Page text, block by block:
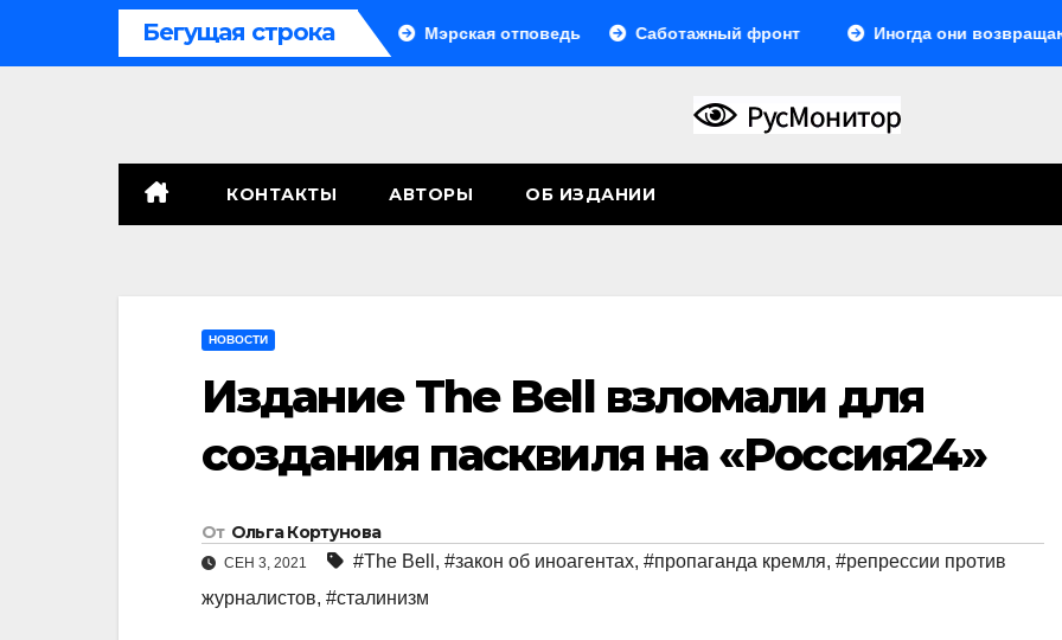
Бегущая строка
Система больше не монолитна Мэрская отповедь Саботажный фронт Иногда они возвращаются…
КОНТАКТЫ АВТОРЫ ОБ ИЗДАНИИ
НОВОСТИ
Издание The Bell взломали для
создания пасквиля на «Россия24»
От Ольга Кортунова
СЕН 3, 2021 #The Bell , #закон об иноагентах, #пропаганда кремля, #репрессии против
журналистов, #сталинизм